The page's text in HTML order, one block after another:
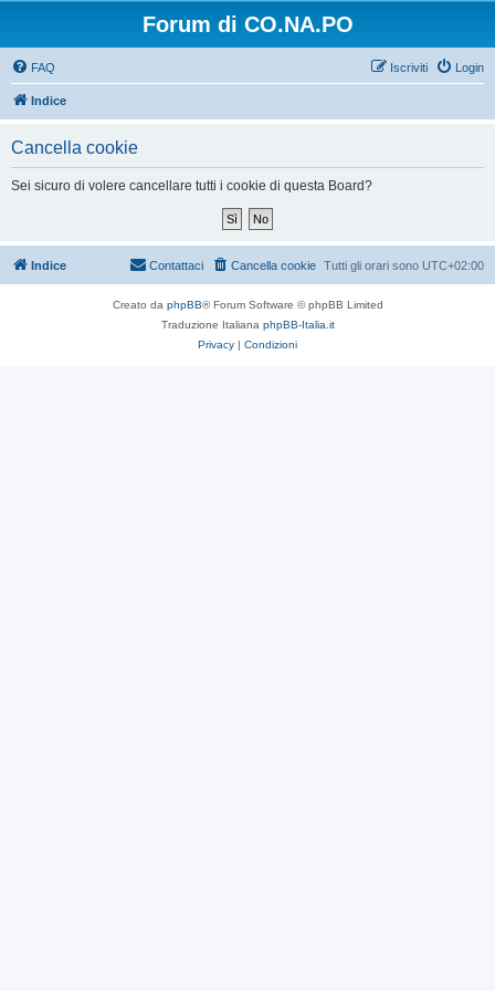
Forum di CO.NA.PO
FAQ Login
Iscriviti
Indice
Cancella cookie
Sei sicuro di volere cancellare tutti i cookie di questa Board?
Indice Tutti gli orari sono UTC+02:00
Cancella cookie
Contattaci
Creato da phpBB® Forum Software © phpBB Limited
Traduzione Italiana phpBB-Italia.it
Privacy | Condizioni